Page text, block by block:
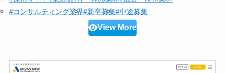
#コンサルティング業界#新卒募集#中途募集
View More